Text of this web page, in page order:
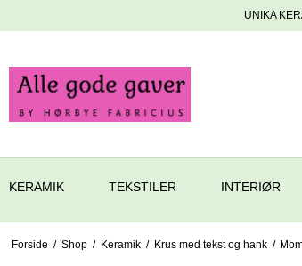
UNIKA
KERAMIK TEKSTILER INTERIØR
Forside / Shop / Keramik / Krus med tekst og hank /